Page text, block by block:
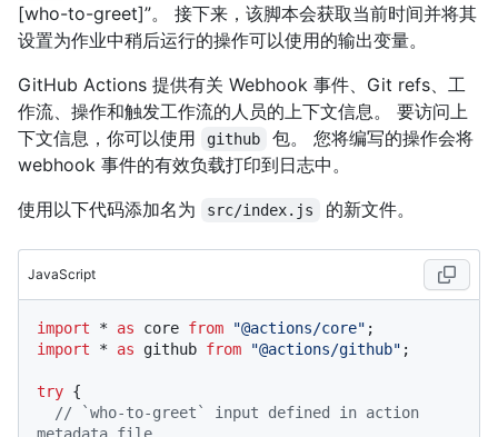
[who-to-greet]”。 接下来，该脚本会获取当前时间并将其
设置为作业中稍后运行的操作可以使用的输出变量。
GitHub Actions 提供有关 Webhook 事件、Git refs、工
作流、操作和触发工作流的人员的上下文信息。 要访问上
下文信息，你可以使用
github
包。 您将编写的操作会将
webhook 事件的有效负载打印到日志中。
使用以下代码添加名为
src/index.js 的新文件。
JavaScript
import * as core from "@actions/core"
import * as github from "@actions/github" ;
try {
// `who-to-greet` input defined in action